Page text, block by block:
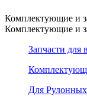
Комплектующие и
Комплектующие и
Запчасти для
Для